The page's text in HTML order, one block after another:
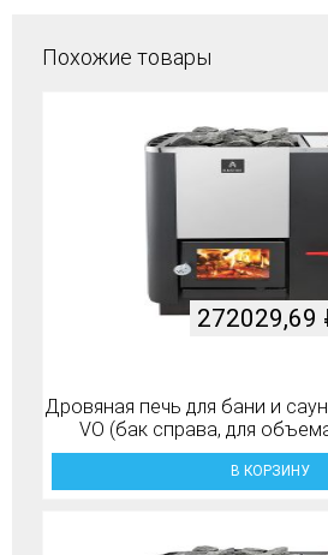
Похожие товары
Дровяная печь для бани и
VO (бак справа, для
272029,69
В КОРЗИНУ